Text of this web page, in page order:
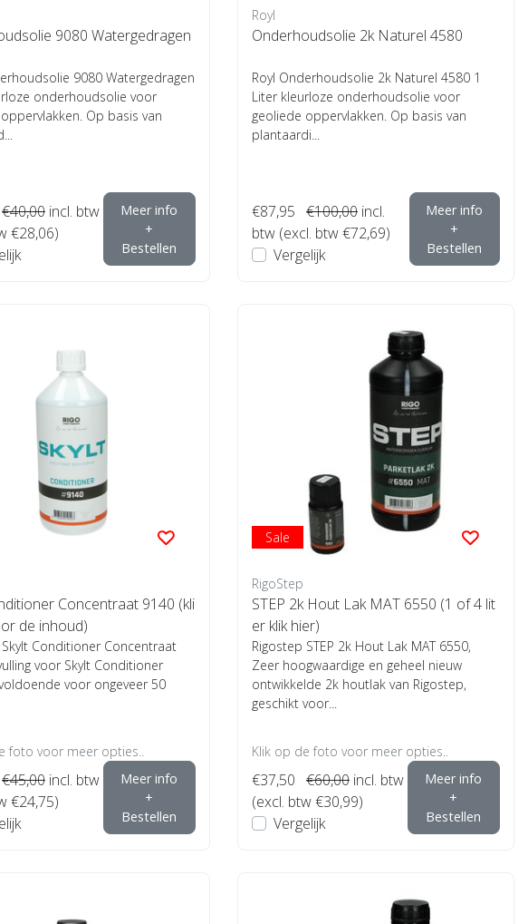
9080 Watergedragen
9080 Watergedragen
onderhoudsolie voor
Op basis van
€40,00 incl. btw
€28,06)
Meer info
+
Bestellen
Royl
Onderhoudsolie 2k Naturel 4580
Royl Onderhoudsolie 2k Naturel 4580 1
Liter kleurloze onderhoudsolie voor
geoliede oppervlakken. Op basis van
plantaardi...
€87,95 €100,00 incl.
btw (excl. btw €72,69)
Vergelijk
Meer info
+
Bestellen
Concentraat 9140 (kli
de inhoud)
Conditioner Concentraat
voor Skylt Conditioner
voor ongeveer 50
foto voor meer opties..
€45,00 incl. btw
€24,75)
Meer info
+
Bestellen
Sale
RigoStep
STEP 2k Hout Lak MAT 6550 (1 of 4 lit
er klik hier)
Rigostep STEP 2k Hout Lak MAT 6550,
Zeer hoogwaardige en geheel nieuw
ontwikkelde 2k houtlak van Rigostep,
geschikt voor...
Klik op de foto voor meer opties..
€37,50 €60,00 incl. btw
(excl. btw €30,99)
Vergelijk
Meer info
+
Bestellen